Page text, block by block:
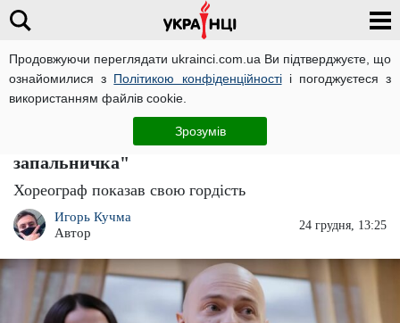
Продовжуючи переглядати ukrainci.com.ua Ви підтверджуєте, що
ознайомилися з Політикою конфіденційностіі погоджуєтеся з
використанням файлів cookie.
Зрозумів
Влад Яма показав соковиті форми своєї
дружини, виглядає ефектно : "Ще та
запальничка"
Хореограф показав свою гордість
Игорь Кучма
Автор
24 грудня, 13:25